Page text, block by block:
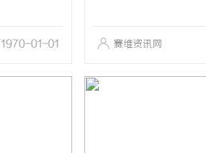
1970-01-01 赛维资讯网